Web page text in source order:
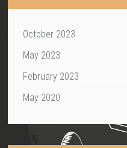
October 2023
May 2023
February 2023
May 2020